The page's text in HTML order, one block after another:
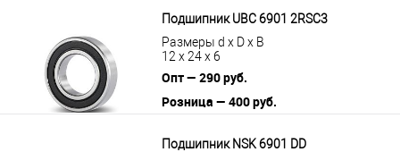
Подшипник UBC 6901 2RSС3
Размеры d x D x B
12 x 24 x 6
Опт — 290 руб.
Розница — 400 руб.
Подшипник NSK 6901 DD